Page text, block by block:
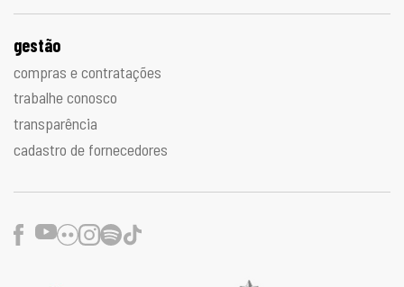
gestão
compras e contratações
trabalhe conosco
transparência
cadastro de fornecedores
Facebook
Youtube
FlickrInstagram
Spotify
TikTok